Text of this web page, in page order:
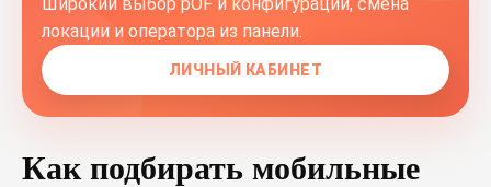
локации и оператора из панели.
ЛИЧНЫЙ КАБИНЕТ
Как подбирать мобильные